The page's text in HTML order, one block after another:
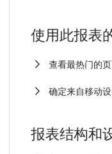
使用此报表
查看最热门的
确定来自移动
报表结构和